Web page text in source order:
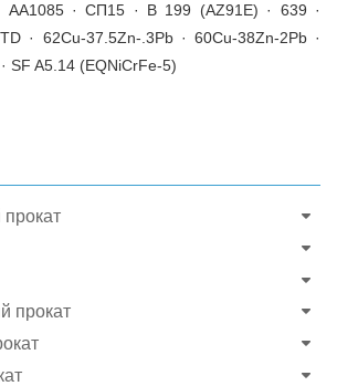
прокат
AA1085 · СП15 · B 199 (AZ91E) · 639 ·
· 62Cu-37.5Zn-.3Pb · 60Cu-38Zn-2Pb ·
SF A5.14 (EQNiCrFe-5)